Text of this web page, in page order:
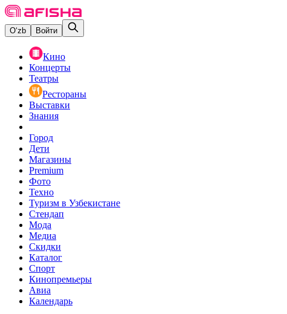
O‘zb Войти
Кино
Концерты
Театры
Рестораны
Выставки
Знания
Город
Дети
Магазины
Premium
Фото
Техно
Туризм в Узбекистане
Стендап
Мода
Медиа
Скидки
Каталог
Спорт
Кинопремьеры
Авиа
Календарь